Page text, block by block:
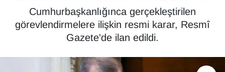
Cumhurbaşkanlığınca gerçekleştirilen
görevlendirmelere ilişkin resmi karar, Resmî
Gazete'de ilan edildi.
ÇEVRE
Dernekler, Odalar
Tüm Manşetler
Son Dakika Haberleri
Haber Arşivi